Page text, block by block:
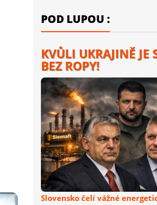
POD LUPOU :
KVŮLI UKRAJINĚ JE
BEZ ROPY!
Slovensko čelí vážné